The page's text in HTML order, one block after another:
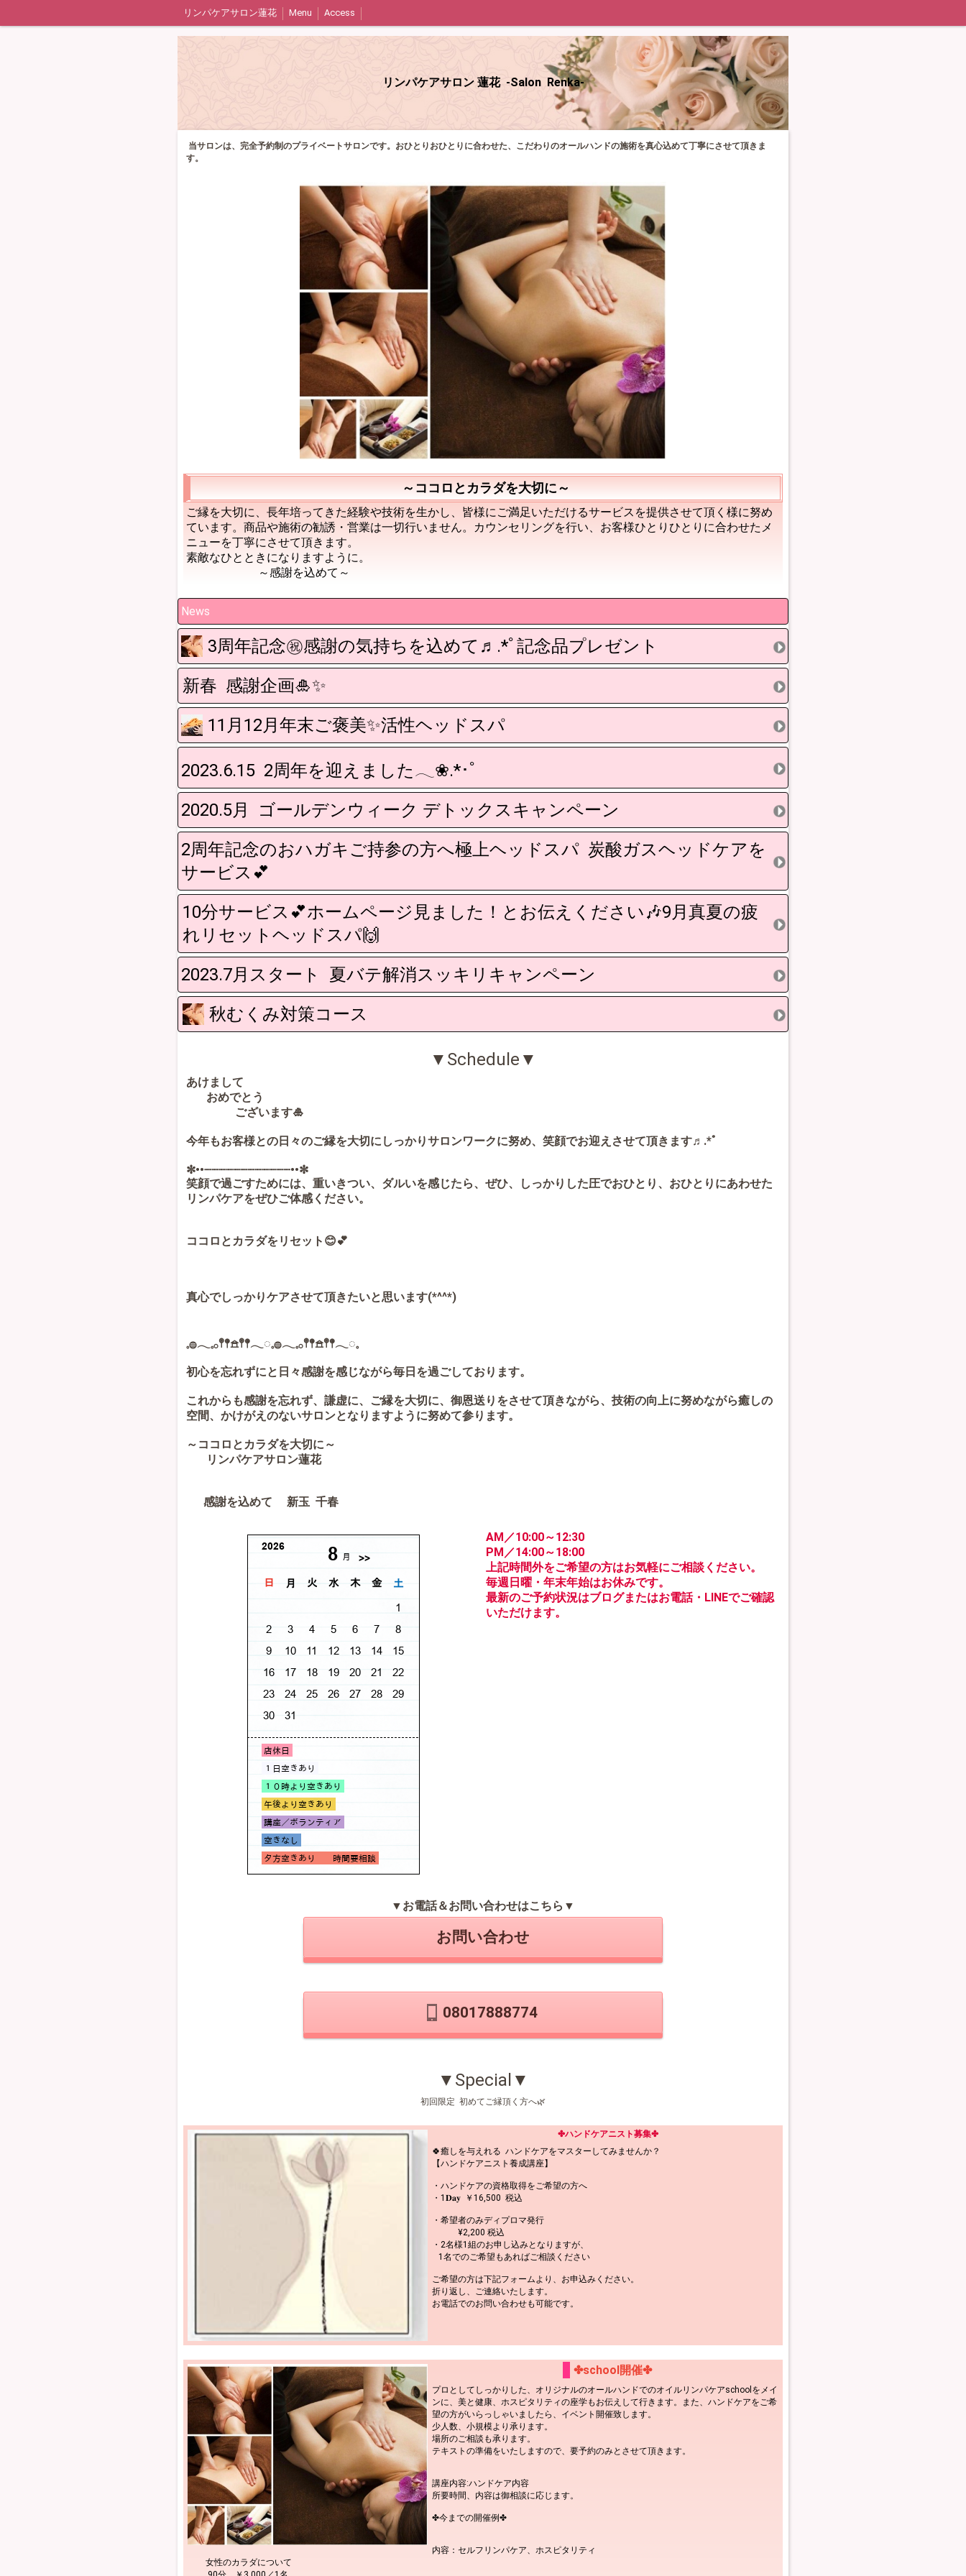
リンパケアサロン蓮花 Menu Access
リンパケアサロン 蓮花 -Salon Renka-
当サロンは、完全予約制のプライベートサロンです。おひとりおひとりに合わせた、こだわりのオールハンドの施術を真心込めて丁寧にさせて頂きま
す。
～ココロとカラダを大切に～
ご縁を大切に、長年培ってきた経験や技術を生かし、皆様にご満足いただけるサービスを提供させて頂く様に努め
ています。商品や施術の勧誘・営業は一切行いません。カウンセリングを行い、お客様ひとりひとりに合わせたメ
ニューを丁寧にさせて頂きます。
素敵なひとときになりますように。
～感謝を込めて～
News
3周年記念㊗️感謝の気持ちを込めて♬.*ﾟ記念品プレゼント
新春 感謝企画🎍✨️
11月12月年末ご褒美✨️活性ヘッドスパ
2023.6.15 2周年を迎えました𓂃❀.*･ﾟ
2020.5月 ゴールデンウィーク デトックスキャンペーン
2周年記念のおハガキご持参の方へ極上ヘッドスパ 炭酸ガスヘッドケアを
サービス💕
10分サービス💕ホームページ見ました！とお伝えください🎶9月真夏の疲
れリセットヘッドスパ🙌
2023.7月スタート 夏バテ解消スッキリキャンペーン
秋むくみ対策コース
▼Schedule▼
あけまして
おめでとう
ございます🎍
今年もお客様との日々のご縁を大切にしっかりサロンワークに努め、笑顔でお迎えさせて頂きます♬.*ﾟ
✼••┈┈┈┈┈┈┈┈┈┈┈┈••✼
笑顔で過ごすためには、重いきつい、ダルいを感じたら、ぜひ、しっかりした圧でおひとり、おひとりにあわせた
リンパケアをぜひご体感ください。
ココロとカラダをリセット😊💕
真心でしっかりケアさせて頂きたいと思います(*^^*)
𓈒𓐍𓂃𓈒𓂂𖤣𖤥𖠿𖤣𖤥𓂃◌𓈒𓐍𓂃𓈒𓂂𖤣𖤥𖠿𖤣𖤥𓂃◌𓈒
初心を忘れずにと日々感謝を感じながら毎日を過ごしております。
これからも感謝を忘れず、謙虚に、ご縁を大切に、御恩送りをさせて頂きながら、技術の向上に努めながら癒しの
空間、かけがえのないサロンとなりますように努めて参ります。
～ココロとカラダを大切に～
リンパケアサロン蓮花
感謝を込めて 新玉 千春
AM／10:00～12:30
PM／14:00～18:00
上記時間外をご希望の方はお気軽にご相談ください。
毎週日曜・年末年始はお休みです。
最新のご予約状況はブログまたはお電話・LINEでご確認
いただけます。
▼お電話＆お問い合わせはこちら▼
お問い合わせ
08017888774
▼Special▼
初回限定 初めてご縁頂く方へ🌿
✤ハンドケアニスト募集✤
🍀癒しを与えれる ハンドケアをマスターしてみませんか？
【ハンドケアニスト養成講座】
・ハンドケアの資格取得をご希望の方へ
・1‪𝐃𝐚𝐲‬ ￥16,500 税込
・希望者のみディプロマ発行
¥2,200 税込
・2名様1組のお申し込みとなりますが、
1名でのご希望もあればご相談ください
ご希望の方は下記フォームより、お申込みください。
折り返し、ご連絡いたします。
お電話でのお問い合わせも可能です。
✤school開催✤
プロとしてしっかりした、オリジナルのオールハンドでのオイルリンパケアschoolをメイ
ンに、美と健康、ホスピタリティの座学もお伝えして行きます。また、ハンドケアをご希
望の方がいらっしゃいましたら、イベント開催致します。
少人数、小規模より承ります。
場所のご相談も承ります。
テキストの準備をいたしますので、要予約のみとさせて頂きます。
講座内容:ハンドケア内容
所要時間、内容は御相談に応じます。
✤今までの開催例✤
内容：セルフリンパケア、ホスピタリティ
女性のカラダについて